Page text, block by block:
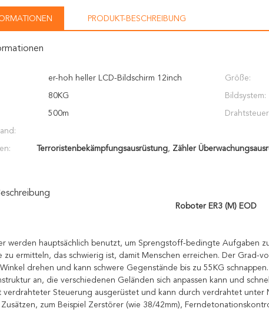
PRODUKT-BESCHREIBUNG
er-hoh heller LCD-Bildschirm 12inch Größe:
80KG Bildsystem:
500m
Terroristenbekämpfungsausrüstung, Zähler
Roboter ER3 (M) EOD
werden hauptsächlich benutzt, um Sprengstoff-bedingte Aufgaben
zu ermitteln, das schwierig ist, damit Menschen erreichen. Der Grad-
drehen und kann schwere Gegenstände bis zu 55KG
an, die verschiedenen Geländen sich anpassen kann und
verdrahteter Steuerung ausgerüstet und kann durch verdrahtet
zum Beispiel Zerstörer (wie 38/42mm),